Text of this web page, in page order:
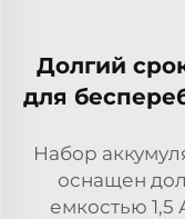
Долгий
для
Набор
оснащен
емкостью 1,5